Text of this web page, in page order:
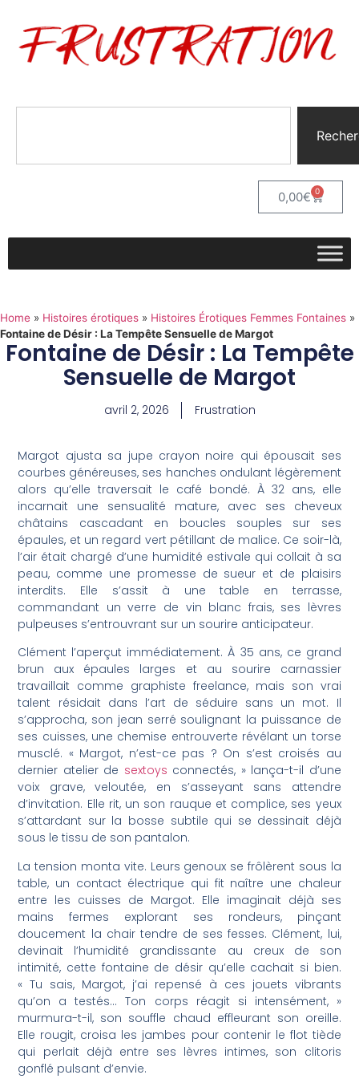
0,00€ 0
Home » Histoires érotiques » Histoires Érotiques Femmes Fontaines »
Fontaine de Désir : La Tempête Sensuelle de Margot
Fontaine de Désir : La Tempête
Sensuelle de Margot
avril 2, 2026 Frustration
Margot ajusta sa jupe crayon noire qui épousait ses
courbes généreuses, ses hanches ondulant légèrement
alors qu’elle traversait le café bondé. À 32 ans, elle
incarnait une sensualité mature, avec ses cheveux
châtains cascadant en boucles souples sur ses
épaules, et un regard vert pétillant de malice. Ce soir-là,
l’air était chargé d’une humidité estivale qui collait à sa
peau, comme une promesse de sueur et de plaisirs
interdits. Elle s’assit à une table en terrasse,
commandant un verre de vin blanc frais, ses lèvres
pulpeuses s’entrouvrant sur un sourire anticipateur.
Clément l’aperçut immédiatement. À 35 ans, ce grand
brun aux épaules larges et au sourire carnassier
travaillait comme graphiste freelance, mais son vrai
talent résidait dans l’art de séduire sans un mot. Il
s’approcha, son jean serré soulignant la puissance de
ses cuisses, une chemise entrouverte révélant un torse
musclé. « Margot, n’est-ce pas ? On s’est croisés au
dernier atelier de sextoys connectés, » lança-t-il d’une
voix grave, veloutée, en s’asseyant sans attendre
d’invitation. Elle rit, un son rauque et complice, ses yeux
s’attardant sur la bosse subtile qui se dessinait déjà
sous le tissu de son pantalon.
La tension monta vite. Leurs genoux se frôlèrent sous la
table, un contact électrique qui fit naître une chaleur
entre les cuisses de Margot. Elle imaginait déjà ses
mains fermes explorant ses rondeurs, pinçant
doucement la chair tendre de ses fesses. Clément, lui,
devinait l’humidité grandissante au creux de son
intimité, cette fontaine de désir qu’elle cachait si bien.
« Tu sais, Margot, j’ai repensé à ces jouets vibrants
qu’on a testés… Ton corps réagit si intensément, »
murmura-t-il, son souffle chaud effleurant son oreille.
Elle rougit, croisa les jambes pour contenir le flot tiède
qui perlait déjà entre ses lèvres intimes, son clitoris
gonflé pulsant d’envie.